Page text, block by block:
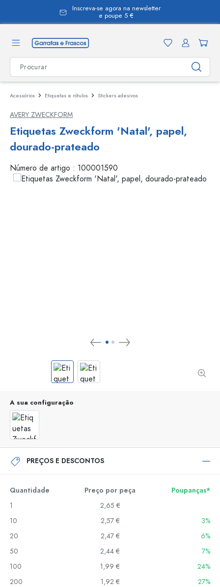
Inscreva-se agora na newsletter
e poupe 5 €
Acessórios Etiquetas e rótulos Stickers adesivos
AVERY ZWECKFORM
Etiquetas Zweckform 'Natal', papel,
dourado-prateado
Número de artigo : 100001590
A sua configuração
PREÇOS E DESCONTOS
Quantidade Preço por peça
Poupanças*
1
2,65 €
10
2,57 €
3%
20
2,47 €
6%
50
2,44 €
7%
100
1,99 €
24%
200
1,92 € 27%